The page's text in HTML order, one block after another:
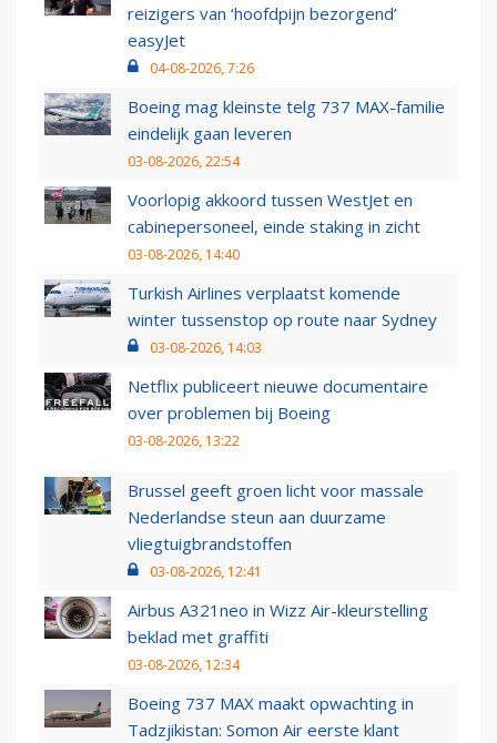
reizigers van ‘hoofdpijn bezorgend’
easyJet
04-08-2026, 7:26
Boeing mag kleinste telg 737 MAX-familie
eindelijk gaan leveren
03-08-2026, 22:54
Voorlopig akkoord tussen WestJet en
cabinepersoneel, einde staking in zicht
03-08-2026, 14:40
Turkish Airlines verplaatst komende
winter tussenstop op route naar Sydney
03-08-2026, 14:03
Netflix publiceert nieuwe documentaire
over problemen bij Boeing
03-08-2026, 13:22
Brussel geeft groen licht voor massale
Nederlandse steun aan duurzame
vliegtuigbrandstoffen
03-08-2026, 12:41
Airbus A321neo in Wizz Air-kleurstelling
beklad met graffiti
03-08-2026, 12:34
Boeing 737 MAX maakt opwachting in
Tadzjikistan: Somon Air eerste klant